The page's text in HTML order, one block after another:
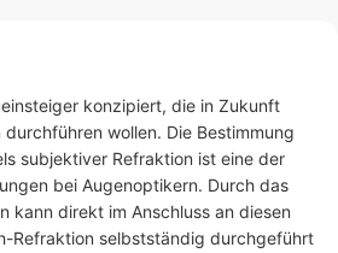
konzipiert, die in Zukunft
wollen. Die Bestimmung
subjektiver Refraktion ist eine der
bei Augenoptikern. Durch das
kann direkt im Anschluss an diesen
Refraktion selbstständig durchgeführt